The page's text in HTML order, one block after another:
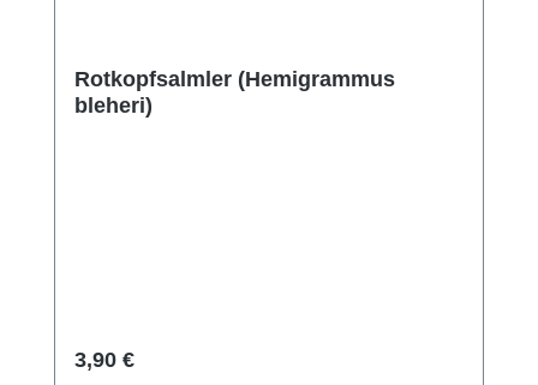
Rotkopfsalmler (Hemigrammus
bleheri)
Regulärer Preis:
3,90 €